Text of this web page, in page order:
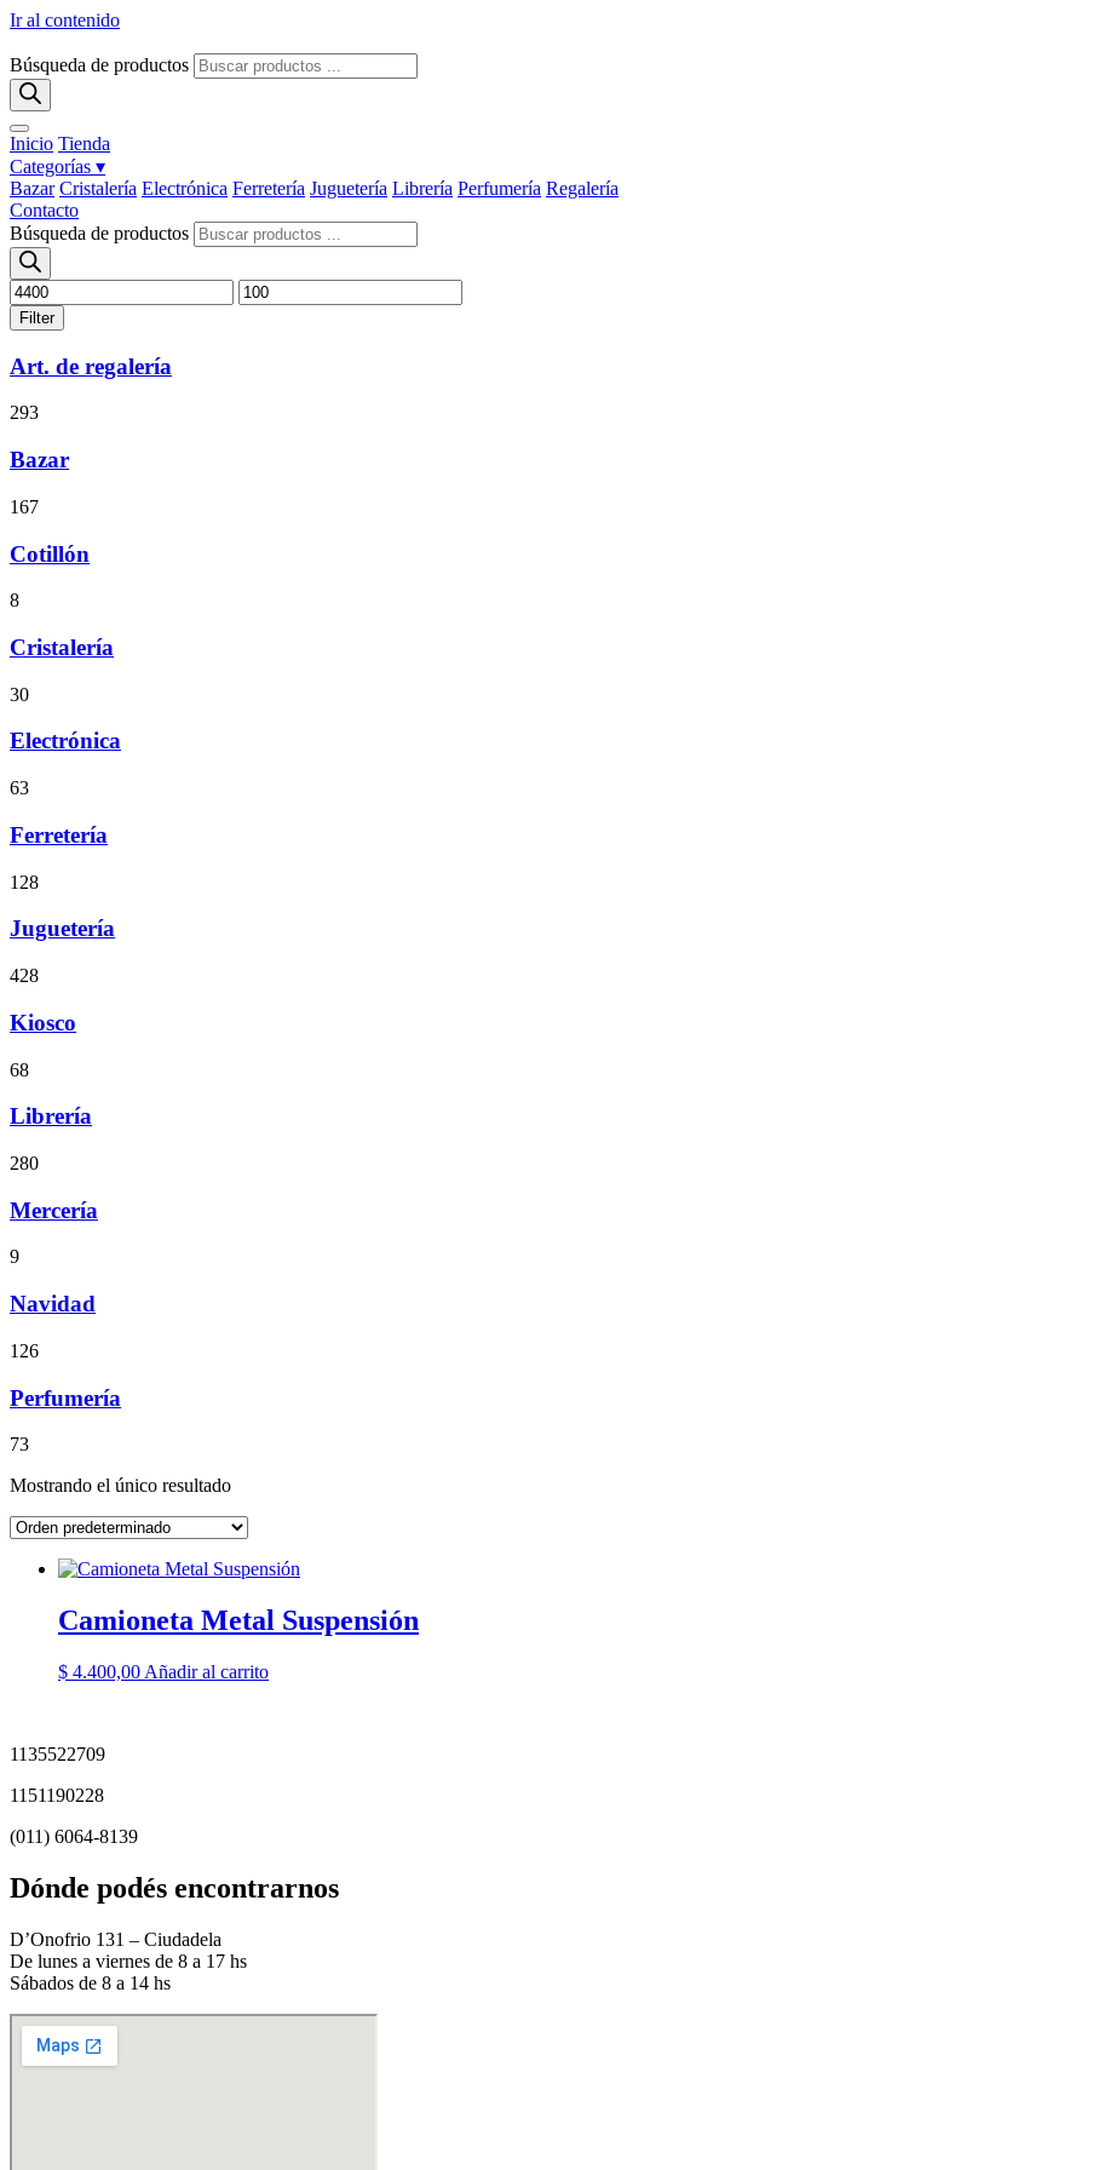
Ir al contenido
Búsqueda de productos
Inicio Tienda
Categorías ▾
Bazar Cristalería Electrónica Ferretería Juguetería Librería Perfumería Regalería
Contacto
Búsqueda de productos
Filter
Art. de regalería
293
Bazar
167
Cotillón
8
Cristalería
30
Electrónica
63
Ferretería
128
Juguetería
428
Kiosco
68
Librería
280
Mercería
9
Navidad
126
Perfumería
73
Mostrando el único resultado
Camioneta Metal Suspensión
$ 4.400,00 Añadir al carrito
1135522709
1151190228
(011) 6064-8139
Dónde podés encontrarnos
D’Onofrio 131 – Ciudadela
De lunes a viernes de 8 a 17 hs
Sábados de 8 a 14 hs